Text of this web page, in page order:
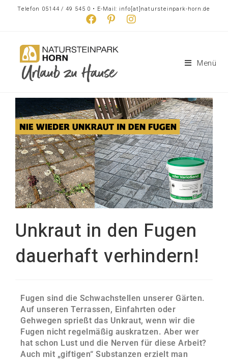
Telefon 05144 / 49 545 0 • E-Mail: info[at]natursteinpark-horn.de
Menü
Unkraut in den Fugen
dauerhaft verhindern!
Fugen sind die Schwachstellen unserer Gärten.
Auf unseren Terrassen, Einfahrten oder
Gehwegen sprießt das Unkraut, wenn wir die
Fugen nicht regelmäßig auskratzen. Aber wer
hat schon Lust und die Nerven für diese Arbeit?
Auch mit „giftigen“ Substanzen erzielt man